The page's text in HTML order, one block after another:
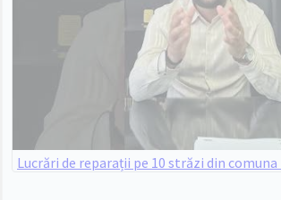
Lucrări de reparații pe 10 străzi din comuna